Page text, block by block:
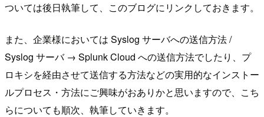
ついては後日執筆して、このブログにリンクしておきます。
また、企業様においては Syslog サーバへの送信方法 /
Syslog サーバ → Splunk Cloud への送信方法でしたり、プ
ロキシを経由させて送信する方法などの実用的なインストー
ルプロセス・方法にご興味がおありかと思いますので、こち
らについても順次、執筆していきます。